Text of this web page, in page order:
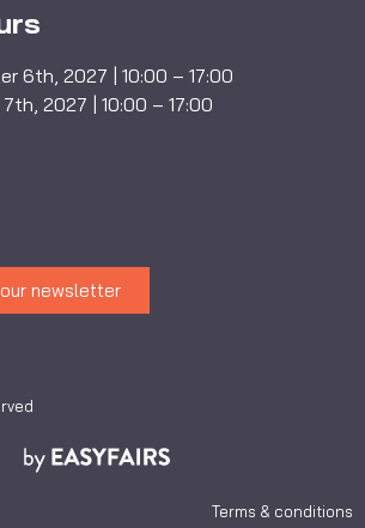
6th, 2027 | 10:00 – 17:00
2027 | 10:00 – 17:00
newsletter
Terms & conditions